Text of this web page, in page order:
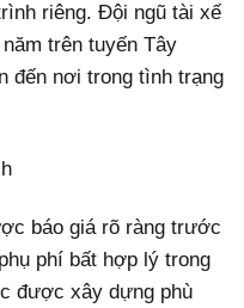
riêng. Đội ngũ tài xế
trên tuyến Tây
đến nơi trong tình trạng
báo giá rõ ràng trước
phí bất hợp lý trong
được xây dựng phù